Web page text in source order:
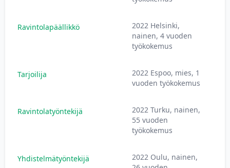
Ravintolapäällikkö
2022 Helsinki,
nainen, 4 vuoden
työkokemus
Tarjoilija
2022 Espoo, mies, 1
vuoden työkokemus
Ravintolatyöntekijä
2022 Turku, nainen,
55 vuoden
työkokemus
Yhdistelmätyöntekijä
2022 Oulu, nainen,